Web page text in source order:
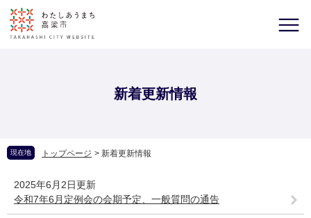
新着更新情報
現在地 トップページ > 新着更新情報
2025年6月2日更新
令和7年6月定例会の会期予定、一般質問の通告